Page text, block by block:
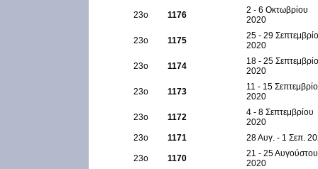
23ο 1176
2 - 6 Οκτωβρίου
2020
23ο 1175
25 - 29
2020
23ο 1174
18 - 25
2020
23ο 1173
11 - 15
2020
23ο 1172
4 - 8 Σεπτεμβρίου
2020
23ο
1171 28 Αυγ. - 1 Σεπ.
23ο 1170
21 - 25 Αυγούστου
2020